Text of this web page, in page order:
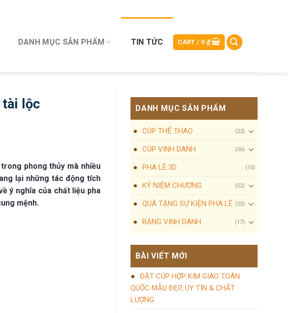
DANH MỤC SẢN PHẨM TIN TỨC CART / 0 ₫
tài lộc
phong thủy mà nhiều
lại những tác động tích
ý nghĩa của chất liệu pha
mệnh.
DANH MỤC SẢN PHẨM
CÚP THỂ THAO (22)
CÚP VINH DANH (56)
PHA LÊ 3D (10)
KỶ NIỆM CHƯƠNG (52)
QUÀ TẶNG SỰ KIỆN PHA LÊ (25)
BẢNG VINH DANH (17)
BÀI VIẾT MỚI
ĐẶT CÚP HỢP KIM GIAO TOÀN
QUỐC MẪU ĐẸP, UY TÍN & CHẤT
LƯỢNG